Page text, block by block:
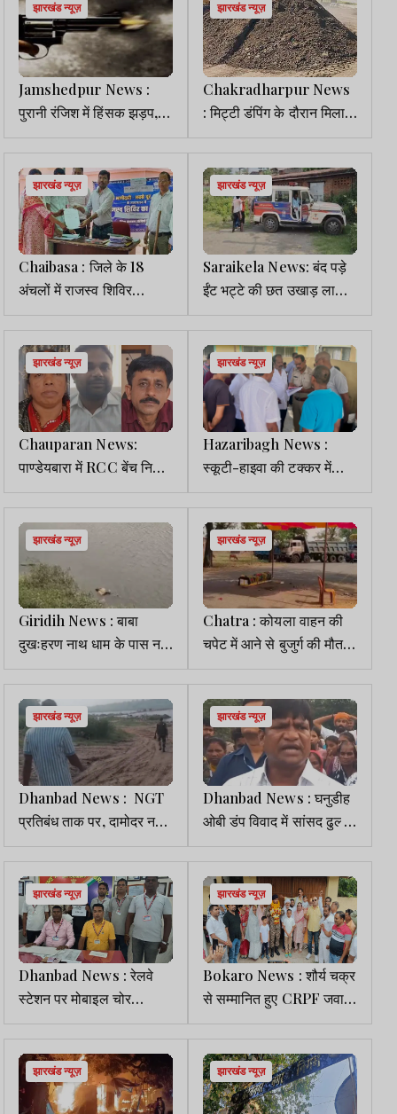
झारखंड न्यूज़
Jamshedpur News :
पुरानी रंजिश में हिंसक झड़प,
मरीन ड्राइव के पास 3 राउंड
चली गोली, बाल-बाल बचे युवक
झारखंड न्यूज़
Chakradharpur News
: मिट्टी डंपिंग के दौरान मिला
महिला का कंकाल, इलाके में
सनसनी
झारखंड न्यूज़
Chaibasa : जिले के 18
अंचलों में राजस्व शिविर
आयोजित, 692 मामलों का
त्वरित निष्पादन
झारखंड न्यूज़
Saraikela News: बंद पड़े
ईंट भट्टे की छत उखाड़ लाखों
की मशीनरी व उपकरण ले उड़े
चोर
झारखंड न्यूज़
Chauparan News:
पाण्डेयबारा में RCC बेंच निर्माण
पर उठे सवाल, गुणवत्ता व खर्च
को लेकर विवाद
झारखंड न्यूज़
Hazaribagh News :
स्कूटी-हाइवा की टक्कर में
युवक की मौत , गांव में पसरा
मातम
झारखंड न्यूज़
Giridih News : बाबा
दुखःहरण नाथ धाम के पास नदी
में मिला शव, जांच में जुटी पुलिस
झारखंड न्यूज़
Chatra : कोयला वाहन की
चपेट में आने से बुजुर्ग की मौत,
चालक की गिरफ्तारी की मांग
झारखंड न्यूज़
Dhanbad News : NGT
प्रतिबंध ताक पर, दामोदर नदी
से अवैध बालू खनन जारी, 400
CFT बालू लदे दो मिनी ट्रक
जब्त
झारखंड न्यूज़
Dhanbad News : घनुडीह
ओबी डंप विवाद में सांसद ढुल्लू
महतो की एंट्री, सिंह मेंशन व
बीसीसीएल पर साधा निशाना
झारखंड न्यूज़
Dhanbad News : रेलवे
स्टेशन पर मोबाइल चोर
गिरफ्तार, महिला यात्री का
चोरी हुआ फोन बरामद
झारखंड न्यूज़
Bokaro News : शौर्य चक्र
से सम्मानित हुए CRPF जवान
का हुआ स्वागत
झारखंड न्यूज़ झारखंड न्यूज़